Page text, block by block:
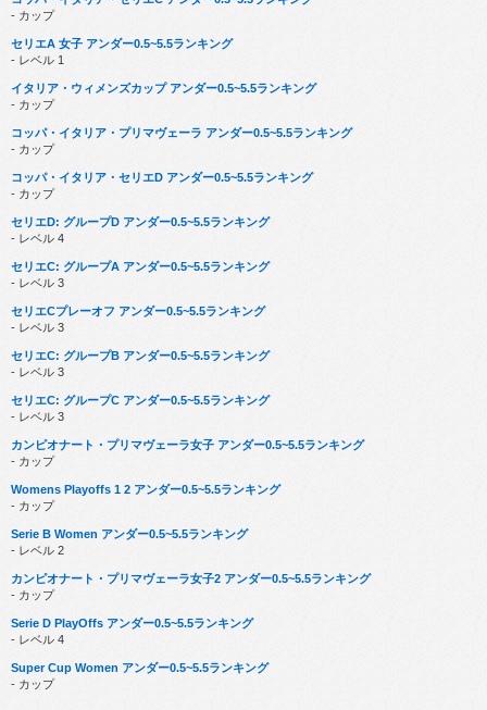
- カップ
セリエA 女子 アンダー0.5~5.5ランキング
- レベル 1
イタリア・ウィメンズカップ アンダー0.5~5.5ランキング
- カップ
コッパ・イタリア・プリマヴェーラ アンダー0.5~5.5ランキング
- カップ
コッパ・イタリア・セリエD アンダー0.5~5.5ランキング
- カップ
セリエD: グループD アンダー0.5~5.5ランキング
- レベル 4
セリエC: グループA アンダー0.5~5.5ランキング
- レベル 3
セリエCプレーオフ アンダー0.5~5.5ランキング
- レベル 3
セリエC: グループB アンダー0.5~5.5ランキング
- レベル 3
セリエC: グループC アンダー0.5~5.5ランキング
- レベル 3
カンピオナート・プリマヴェーラ女子 アンダー0.5~5.5ランキング
- カップ
Womens Playoffs 1 2 アンダー0.5~5.5ランキング
- カップ
Serie B Women アンダー0.5~5.5ランキング
- レベル 2
カンピオナート・プリマヴェーラ女子2 アンダー0.5~5.5ランキング
- カップ
Serie D PlayOffs アンダー0.5~5.5ランキング
- レベル 4
Super Cup Women アンダー0.5~5.5ランキング
- カップ